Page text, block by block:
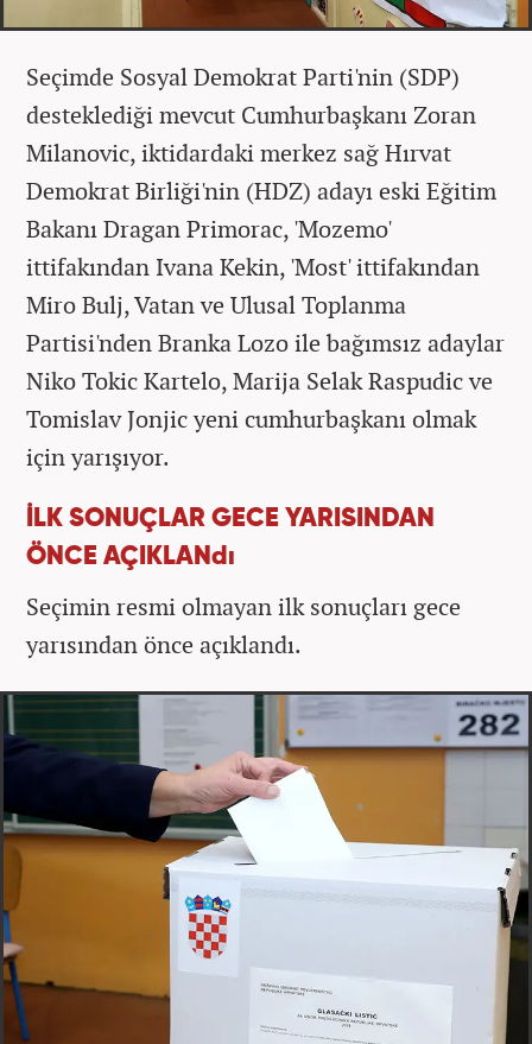
Seçimde Sosyal Demokrat Parti'nin (SDP)
desteklediği mevcut Cumhurbaşkanı Zoran
Milanovic, iktidardaki merkez sağ Hırvat
Demokrat Birliği'nin (HDZ) adayı eski Eğitim
Bakanı Dragan Primorac, 'Mozemo'
ittifakından Ivana Kekin, 'Most' ittifakından
Miro Bulj, Vatan ve Ulusal Toplanma
Partisi'nden Branka Lozo ile bağımsız adaylar
Niko Tokic Kartelo, Marija Selak Raspudic ve
Tomislav Jonjic yeni cumhurbaşkanı olmak
için yarışıyor.
İLK SONUÇLAR GECE YARISINDAN
ÖNCE AÇIKLANdı
Seçimin resmi olmayan ilk sonuçları gece
yarısından önce açıklandı.